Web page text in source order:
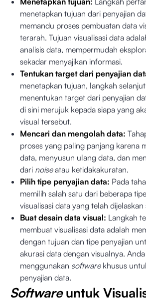
menetapkan tujuan dari penyajian
memandu proses pembuatan data
terarah. Tujuan visualisasi data
analisis data, mempermudah
sekadar menyajikan informasi.
Tentukan target dari penyajian
menetapkan tujuan, langkah
menentukan target dari penyajian
di sini merujuk kepada siapa yang
visual tersebut.
Mencari dan mengolah data:
proses yang paling panjang karena
data, menyusun ulang data, dan
dari noiseatau ketidakakuratan.
Pilih tipe penyajian data: Pada
memilih salah satu dari beberapa
visualisasi data yang telah
Buat desain data visual: Langkah
membuat visualisasi data adalah
dengan tujuan dan tipe penyajian
akurasi data dengan visualnya.
menggunakan software khusus
penyajian data.
Softwareuntuk